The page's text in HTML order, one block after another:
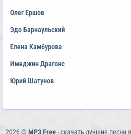
Олег Ершов
Эдо Барнаульский
Елена Камбурова
Имеджин Драгонс
Юрий Шатунов
2026 ©MP3 Free- скачать лучшие песни